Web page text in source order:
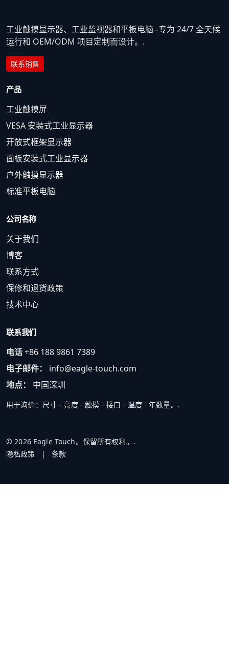
工业触摸显示器、工业监视器和平板电脑--专为 24/7 全天候
运行和 OEM/ODM 项目定制而设计。.
联系销售
产品
工业触摸屏
VESA 安装式工业显示器
开放式框架显示器
面板安装式工业显示器
户外触摸显示器
标准平板电脑
公司名称
关于我们
博客
联系方式
保修和退货政策
技术中心
联系我们
电话+86 188 9861 7389
电子邮件：
info@eagle-touch.com
地点：
中国深圳
用于询价：尺寸 - 亮度 - 触摸 - 接口 - 温度 - 年数量。.
© 2026 Eagle Touch。保留所有权利。.
隐私政策
| 条款